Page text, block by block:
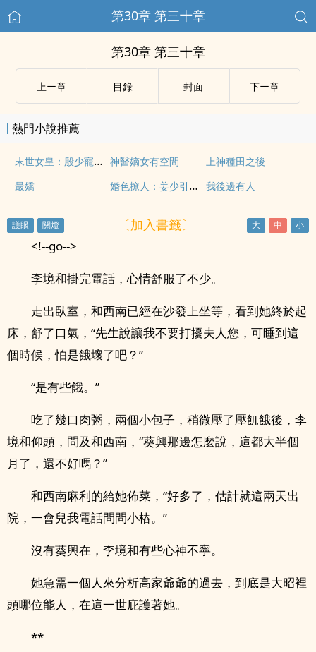
第30章 第三十章
第30章 第三十章
上ー章 目錄 封面 下ー章
熱門小說推薦
末世女皇：殷少寵上癮 神醫嫡女有空間
上神種田之後
最嬌
婚色撩人：姜少引妻入懷 我後邊有人
〔加入書籤〕
<!--go-->
李境和掛完電話，心情舒服了不少。
走出臥室，和西南已經在沙發上坐等，看到她終於起
床，舒了口氣，“先生說讓我不要打擾夫人您，可睡到這
個時候，怕是餓壞了吧？”
“是有些餓。”
吃了幾口肉粥，兩個小包子，稍微壓了壓飢餓後，李
境和仰頭，問及和西南，“葵興那邊怎麼說，這都大半個
月了，還不好嗎？”
和西南麻利的給她佈菜，“好多了，估計就這兩天出
院，一會兒我電話問問小樁。”
沒有葵興在，李境和有些心神不寧。
她急需一個人來分析高家爺爺的過去，到底是大昭裡
頭哪位能人，在這一世庇護著她。
**